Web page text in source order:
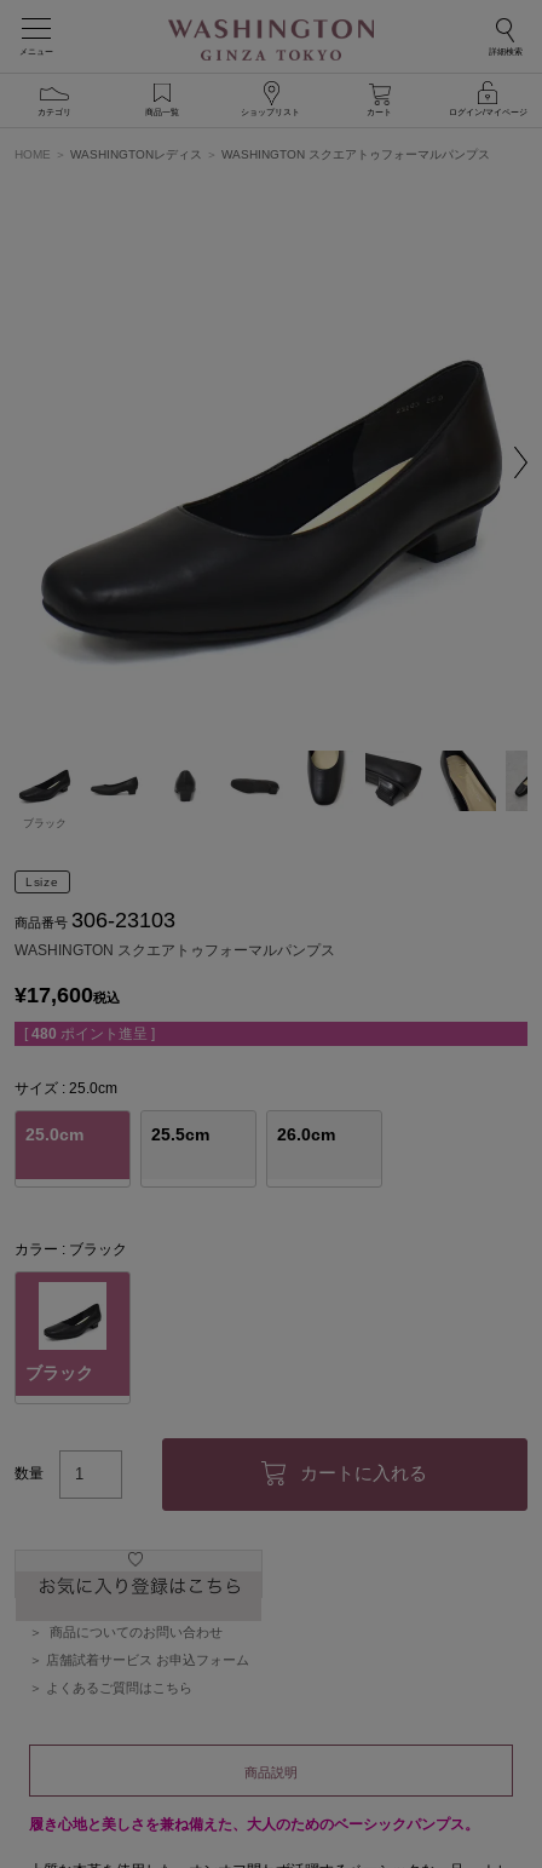
メニュー 詳細検索
カテゴリ 商品一覧 ショップリスト カート ログイン/マイページ
HOME WASHINGTONレディス WASHINGTON スクエアトゥフォーマルパンプス
ブラック
Lsize
商品番号 306-23103
WASHINGTON スクエアトゥフォーマルパンプス
¥17,600税込
[ 480 ポイント進呈 ]
サイズ 25.0cm
25.0cm 25.5cm 26.0cm
カラー ブラック
ブラック
数量 カートに入れる
商品についてのお問い合わせ
店舗試着サービス お申込フォーム
よくあるご質問はこちら
商品説明
履き心地と美しさを兼ね備えた、大人のためのベーシックパンプス。